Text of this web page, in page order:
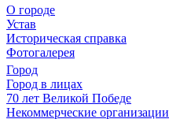
О городе
Устав
Историческая справка
Фотогалерея
Город
Город в лицах
70 лет Великой Победе
Некоммерческие организации